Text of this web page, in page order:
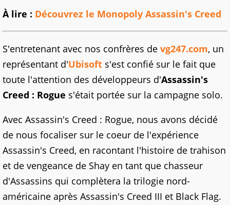
À lire : Découvrez le Monopoly Assassin's Creed
S'entretenant avec nos confrères de vg247.com, un
représentant d'Ubisoft s'est confié sur le fait que
toute l'attention des développeurs d'Assassin's
Creed : Rogue s'était portée sur la campagne solo.
Avec Assassin's Creed : Rogue, nous avons décidé
de nous focaliser sur le coeur de l'expérience
Assassin's Creed, en racontant l'histoire de trahison
et de vengeance de Shay en tant que chasseur
d'Assassins qui complètera la trilogie nord-
américaine après Assassin's Creed III et Black Flag.